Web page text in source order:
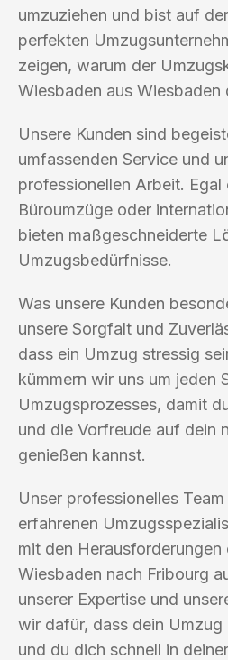
umzuziehen und bist auf
perfekten
zeigen, warum der
Wiesbaden aus Wiesbaden
Unsere Kunden sind
umfassenden Service und
professionellen Arbeit.
Büroumzüge oder
bieten maßgeschneiderte
Umzugsbedürfnisse.
Was unsere Kunden
unsere Sorgfalt und
dass ein Umzug stressig
kümmern wir uns um jeden
Umzugsprozesses, damit
und die Vorfreude auf dein
genießen kannst.
Unser professionelles
erfahrenen
mit den
Wiesbaden nach Fribourg
unserer Expertise und
wir dafür, dass dein
und du dich schnell in